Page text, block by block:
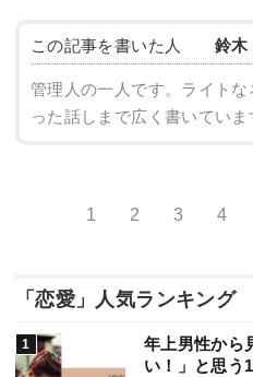
この記事を書いた人 鈴木
管理人の一人です。ライト
った話しまで広く書いていま
1 2 3 4
「恋愛」人気ランキング
年上男性から
い！」と思う